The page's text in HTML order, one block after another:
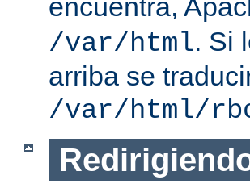
encuentra,
/var/html. Si
arriba se
/var/html/